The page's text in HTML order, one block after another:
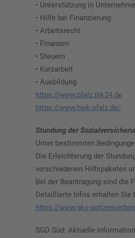
• Unterstützung in
• Hilfe bei Finanzierung
• Arbeitsrecht
• Finanzen
• Steuern
• Kurzarbeit
• Ausbildung
https://www.pfalz.ihk24.de
https://www.hwk-pfalz.de/
Stundung der
Unter bestimmten
Die Erleichterung der
verschiedenen Hilfspaketen
Bei der Beantragung sind die
Detaillierte Infos erhalten Sie
https://www.gkv-
SGD Süd: Aktuelle